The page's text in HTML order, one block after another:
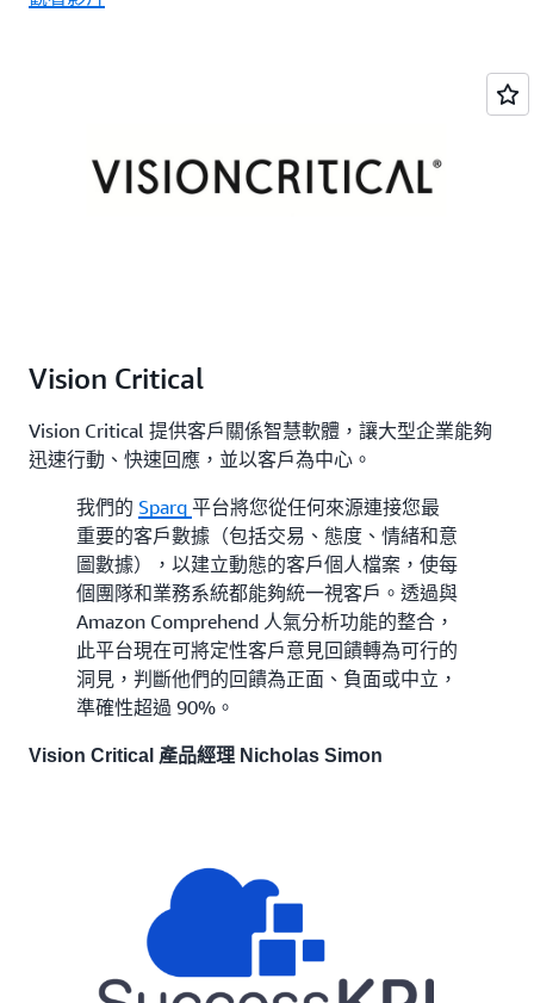
Vision Critical
Vision Critical 提供客戶關係智慧軟體，讓大型企業能夠
迅速行動、快速回應，並以客戶為中心。
我們的 Sparq 平台將您從任何來源連接您最
重要的客戶數據（包括交易、態度、情緒和意
圖數據），以建立動態的客戶個人檔案，使每
個團隊和業務系統都能夠統一視客戶。透過與
Amazon Comprehend 人氣分析功能的整合，
此平台現在可將定性客戶意見回饋轉為可行的
洞見，判斷他們的回饋為正面、負面或中立，
準確性超過 90%。
Vision Critical 產品經理 Nicholas Simon